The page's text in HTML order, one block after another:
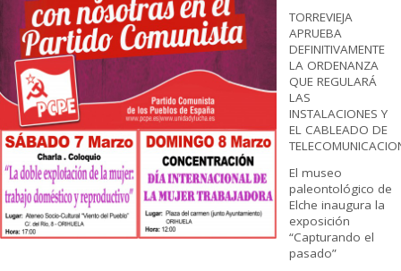
TORREVIEJA
APRUEBA
DEFINITIVAMENTE
LA ORDENANZA
QUE REGULARÁ
LAS
INSTALACIONES Y
EL CABLEADO DE
El museo
paleontológico de
Elche inaugura la
exposición
“Capturando el
pasado”